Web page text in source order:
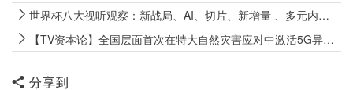
世界杯八大视听观察：新战局、AI、切片、新增量 、多元内容、全域联动
【TV资本论】全国层面首次在特大自然灾害应对中激活5G异网漫游机制
分享到